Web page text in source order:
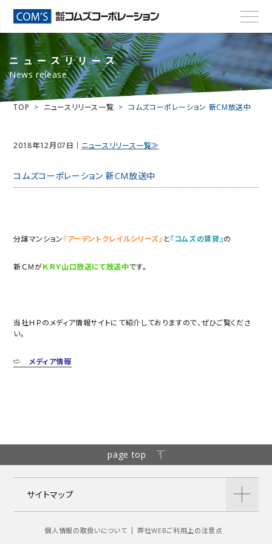
ニュースリリース
News release
TOP ニュースリリース一覧 コムズコーポレーション 新CM放送中
2018年12月07日｜ ニュースリリース一覧≫
コムズコーポレーション 新CM放送中
分譲マンション『アーデントクレイルシリーズ』 と『コムズの賃貸』の
新ＣＭがＫＲＹ山口放送にて放送中です。
当社ＨＰのメディア情報サイトにて紹介しておりますので、ぜひご覧くださ
い。
⇨ メディア情報
page top
サイトマップ
個人情報の取扱いについて 弊社WEBご利用上の注意点